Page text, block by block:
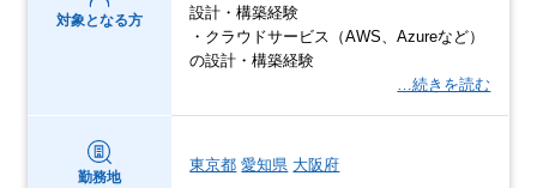
対象となる方
設計・構築経験
・クラウドサービス（AWS、Azureなど）
の設計・構築経験
…続きを読む
勤務地
東京都 愛知県 大阪府